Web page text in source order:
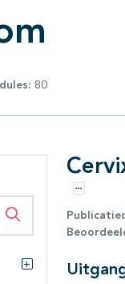
80
Zoeken binnen
Opties